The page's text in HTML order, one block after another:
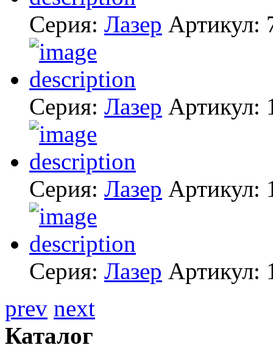
Серия: Лазер Артикул:
Серия: Лазер Артикул:
Серия: Лазер Артикул:
Серия: Лазер Артикул:
prev next
Каталог